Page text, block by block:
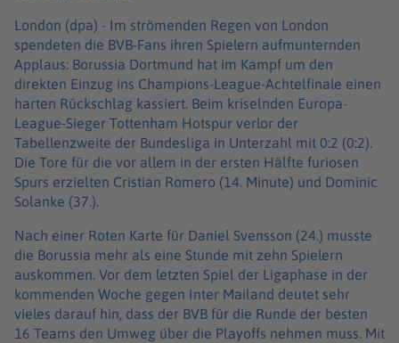
London (dpa) - Im strömenden Regen von London
spendeten die BVB-Fans ihren Spielern aufmunternden
Applaus: Borussia Dortmund hat im Kampf um den
direkten Einzug ins Champions-League-Achtelfinale einen
harten Rückschlag kassiert. Beim kriselnden Europa-
League-Sieger Tottenham Hotspur verlor der
Tabellenzweite der Bundesliga in Unterzahl mit 0:2 (0:2).
Die Tore für die vor allem in der ersten Hälfte furiosen
Spurs erzielten Cristian Romero (14. Minute) und Dominic
Solanke (37.).
Nach einer Roten Karte für Daniel Svensson (24.) musste
die Borussia mehr als eine Stunde mit zehn Spielern
auskommen. Vor dem letzten Spiel der Ligaphase in der
kommenden Woche gegen Inter Mailand deutet sehr
vieles darauf hin, dass der BVB für die Runde der besten
16 Teams den Umweg über die Playoffs nehmen muss. Mit